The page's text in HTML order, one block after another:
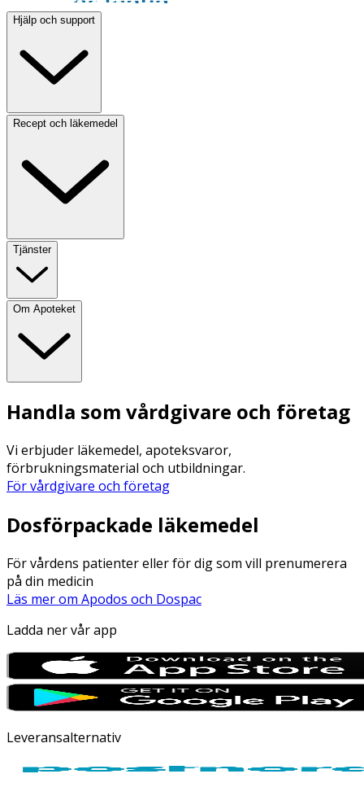
Hjälp och support
Recept och läkemedel
Tjänster
Om Apoteket
Handla som vårdgivare och företag
Vi erbjuder läkemedel, apoteksvaror,
förbrukningsmaterial och utbildningar.
För vårdgivare och företag
Dosförpackade läkemedel
För vårdens patienter eller för dig som vill prenumerera
på din medicin
Läs mer om Apodos och Dospac
Ladda ner vår app
Leveransalternativ